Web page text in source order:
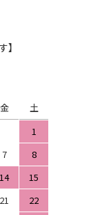
】
金
土
1
7
8
14
15
21
22